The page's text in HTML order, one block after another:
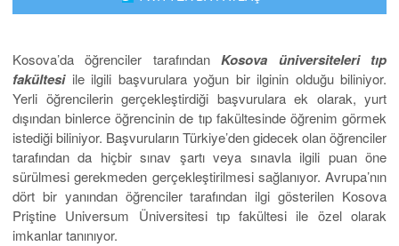
Kosova’da öğrenciler tarafındanKosova üniversiteleri tıp
fakültesiile ilgili başvurulara yoğun bir ilginin olduğu biliniyor.
Yerli öğrencilerin gerçekleştirdiği başvurulara ek olarak, yurt
dışından binlerce öğrencinin de tıp fakültesinde öğrenim görmek
istediği biliniyor. Başvuruların Türkiye’den gidecek olan öğrenciler
tarafından da hiçbir sınav şartı veya sınavla ilgili puan öne
sürülmesi gerekmeden gerçekleştirilmesi sağlanıyor. Avrupa’nın
dört bir yanından öğrenciler tarafından ilgi gösterilen Kosova
Priştine Universum Üniversitesi tıp fakültesi ile özel olarak
imkanlar tanınıyor.